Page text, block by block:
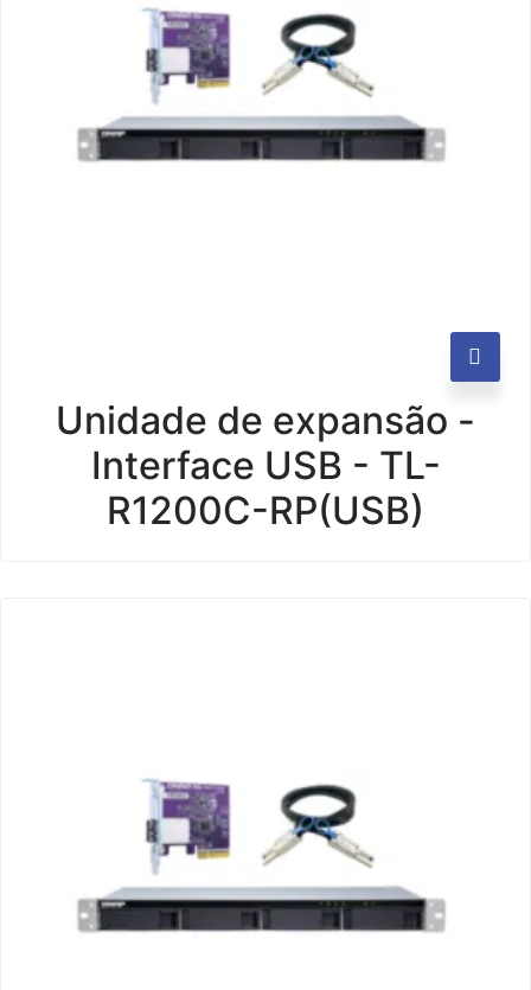
Unidade de expansão -
Interface USB - TL-
R1200C-RP(USB)